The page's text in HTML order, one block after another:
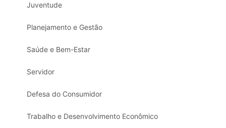
Juventude
Planejamento e Gestão
Saúde e Bem-Estar
Servidor
Defesa do Consumidor
Trabalho e Desenvolvimento Econômico